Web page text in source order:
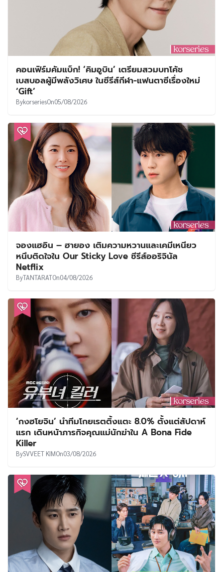
คอนเฟิร์มคัมแบ็ก! ‘คิมอูบิน’ เตรียมสวมบทโค้ช
เบสบอลผู้มีพลังวิเศษ ในซีรีส์กีฬา-แฟนตาซีเรื่องใหม่
‘Gift’
BykorseriesOn05/08/2026
จองแฮอิน – ฮายอง เติมความหวานและเคมีเหนียว
หนึบติดใจใน Our Sticky Love ซีรีส์ออริจินัล
Netflix
ByTANTARATOn04/08/2026
‘กงฮโยจิน’ นำทีมโกยเรตติ้งแตะ 8.0% ตั้งแต่สัปดาห์
แรก เดินหน้าภารกิจคุณแม่นักฆ่าใน A Bona Fide
Killer
BySVVEET KIMOn03/08/2026